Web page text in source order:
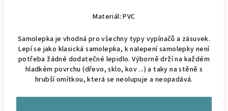
Materiál: PVC
Samolepka je vhodná pro všechny typy vypínačů a zásuvek.
Lepí se jako klasická samolepka, k nalepení samolepky není
potřeba žádné dodatečné lepidlo. Výborně drží na každém
hladkém povrchu (dřevo, sklo, kov ...) a taky na stěně s
hrubší omítkou, která se neolupuje a neopadává.